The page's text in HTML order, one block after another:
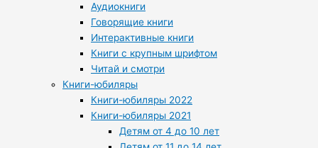
Аудиокниги
Говорящие книги
Интерактивные книги
Книги с крупным шрифтом
Читай и смотри
Книги-юбиляры
Книги-юбиляры 2022
Книги-юбиляры 2021
Детям от 4 до 10 лет